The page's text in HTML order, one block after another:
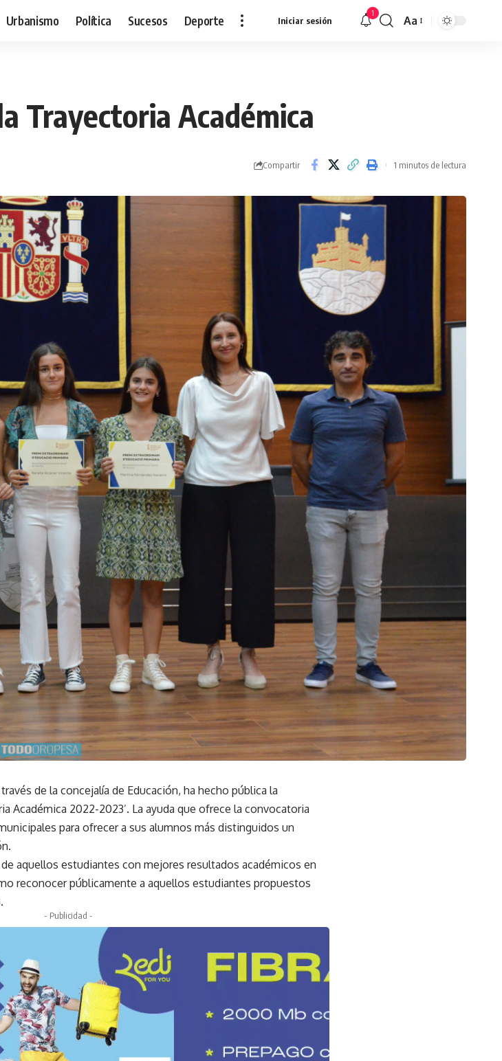
Urbanismo Política Sucesos Deporte Iniciar sesión
1
Redimensionar
Aa
Trayectoria Académica
Compartir 1 minutos de lectura
de la concejalía de Educación, ha hecho pública la
Académica 2022-2023’. La ayuda que ofrece la convocatoria
para ofrecer a sus alumnos más distinguidos un
aquellos estudiantes con mejores resultados académicos en
reconocer públicamente a aquellos estudiantes propuestos
- Publicidad -